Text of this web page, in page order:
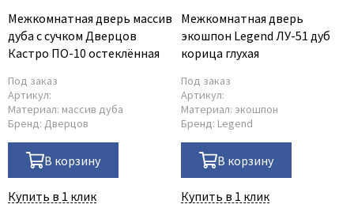
Межкомнатная дверь массив
дуба с сучком Дверцов
Кастро ПО-10 остеклённая
Под заказ
Артикул:
Материал: массив дуба
Бренд: Дверцов
В корзину
Купить в 1 клик
Межкомнатная дверь
экошпон Legend ЛУ-51 дуб
корица глухая
Под заказ
Артикул:
Материал: экошпон
Бренд: Legend
В корзину
Купить в 1 клик